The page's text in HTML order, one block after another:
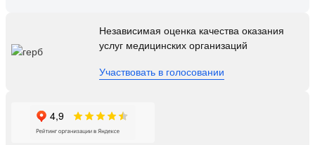
Независимая оценка качества оказания
услуг медицинских организаций
Участвовать в голосовании